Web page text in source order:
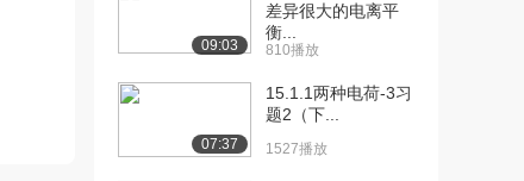
[16] 2.6 反三角函数（上）
[17] 2.6 反三角函数（下） 07:22
09:03
差异很大的电离平
衡...
810播放
07:37
15.1.1两种电荷-3习
题2（下...
1527播放